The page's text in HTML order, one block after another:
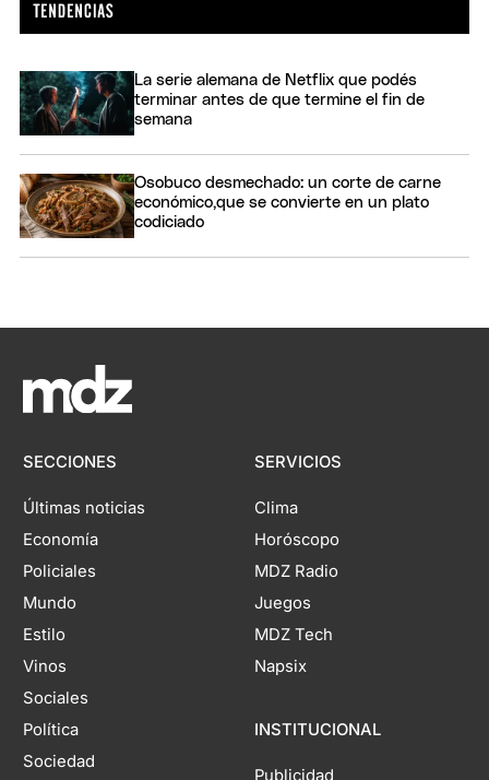
La serie alemana de Netflix que podés
terminar antes de que termine el fin de
semana
Osobuco desmechado: un corte de carne
económico,que se convierte en un plato
codiciado
SECCIONES
Últimas noticias
Economía
Policiales
Mundo
Estilo
Vinos
Sociales
Política
Sociedad
SERVICIOS
Clima
Horóscopo
MDZ Radio
Juegos
MDZ Tech
Napsix
INSTITUCIONAL
Publicidad